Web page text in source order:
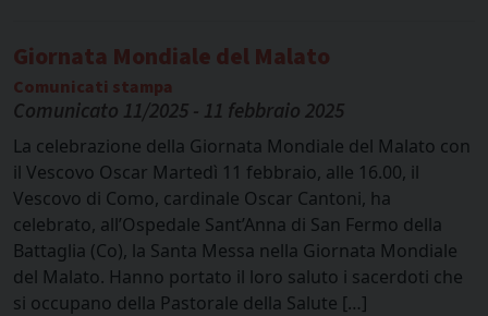
Giornata Mondiale del Malato
Comunicati stampa
Comunicato 11/2025 - 11 febbraio 2025
La celebrazione della Giornata Mondiale del Malato con
il Vescovo Oscar Martedì 11 febbraio, alle 16.00, il
Vescovo di Como, cardinale Oscar Cantoni, ha
celebrato, all’Ospedale Sant’Anna di San Fermo della
Battaglia (Co), la Santa Messa nella Giornata Mondiale
del Malato. Hanno portato il loro saluto i sacerdoti che
si occupano della Pastorale della Salute […]